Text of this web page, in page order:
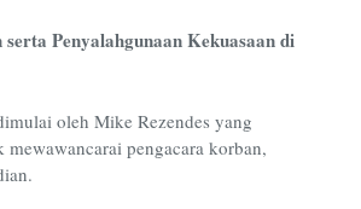
Penyalahgunaan Kekuasaan di
oleh Mike Rezendes yang
mewawancarai pengacara korban,